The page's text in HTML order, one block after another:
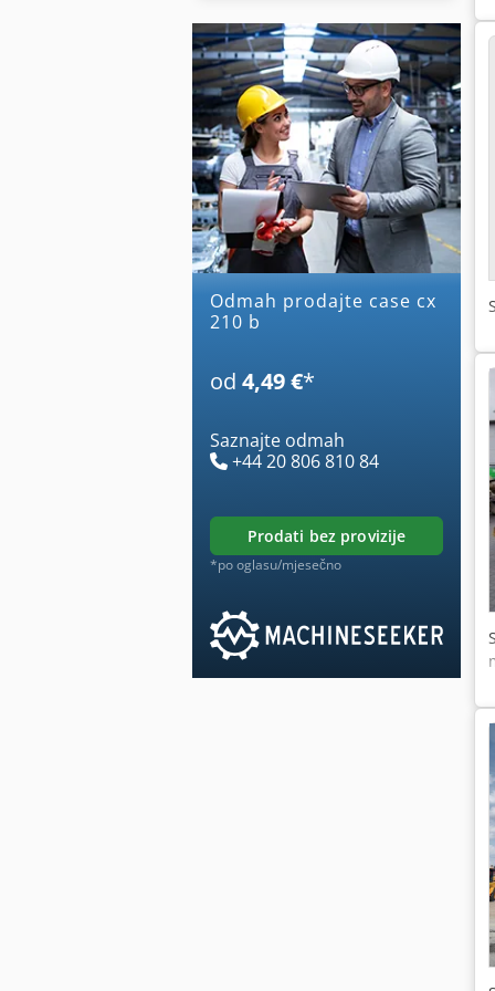
Odmah prodajte case cx
210 b
od 4,49 €*
Saznajte odmah
+44 20 806 810 84
prodati bez provizije
*po oglasu/mjesečno